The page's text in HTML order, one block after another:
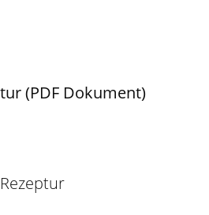
(PDF Dokument)
Rezeptur